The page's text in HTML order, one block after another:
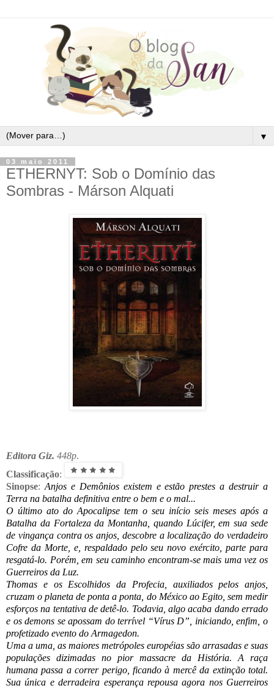
▼
03 maio 2011
ETHERNYT: Sob o Domínio das
Sombras - Márson Alquati
Editora Giz. 448p.
Classificação:
Sinopse: Anjos e Demônios existem e estão prestes a destruir a
Terra na batalha definitiva entre o bem e o mal...
O último ato do Apocalipse tem o seu início seis meses após a
Batalha da Fortaleza da Montanha, quando Lúcifer, em sua sede
de vingança contra os anjos, descobre a localização do verdadeiro
Cofre da Morte, e, respaldado pelo seu novo exército, parte para
resgatá-lo. Porém, em seu caminho encontram-se mais uma vez os
Guerreiros da Luz.
Thomas e os Escolhidos da Profecia, auxiliados pelos anjos,
cruzam o planeta de ponta a ponta, do México ao Egito, sem medir
esforços na tentativa de detê-lo. Todavia, algo acaba dando errado
e os demons se apossam do terrível “Vírus D”, iniciando, enfim, o
profetizado evento do Armagedon.
Uma a uma, as maiores metrópoles européias são arrasadas e suas
populações dizimadas no pior massacre da História. A raça
humana passa a correr perigo, ficando à mercê da extinção total.
Sua única e derradeira esperança repousa agora nos Guerreiros